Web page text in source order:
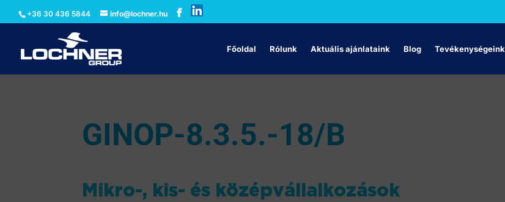
+36 30 436 5844 info@lochner.hu
Főoldal Rólunk Aktuális ajánlataink Blog Tevékenységeink
GINOP-8.3.5.-18/B
Mikro-, kis- és középvállalkozások